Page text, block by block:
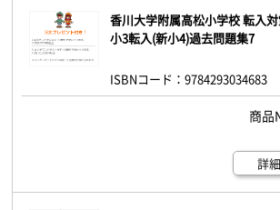
香川大学附属高松小学校 転入
小3転入(新小4)過去問題集7
ISBNコード：9784293034683
詳細